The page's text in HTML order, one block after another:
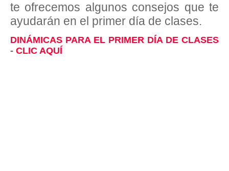
te ofrecemos algunos consejos que te
ayudarán en el primer día de clases.
DINÁMICAS PARA EL PRIMER DÍA DE CLASES
- CLIC AQUÍ